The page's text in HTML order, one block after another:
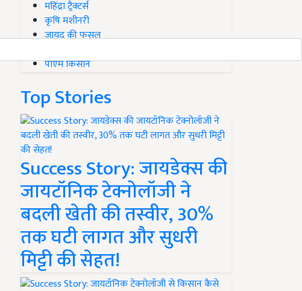
महिंद्रा ट्रैक्टर्स
कृषि मशीनरी
जायद की फसल
पीएम किसान
Top Stories
Success Story: जायडेक्स की
जायटॉनिक टेक्नोलॉजी ने
बदली खेती की तस्वीर, 30%
तक घटी लागत और सुधरी
मिट्टी की सेहत!